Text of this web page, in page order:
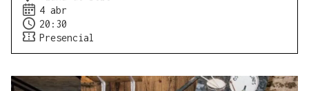
4 abr
20:30
Presencial